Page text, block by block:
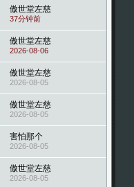
傲世堂左慈
37分钟前
傲世堂左慈
2026-08-06
傲世堂左慈
2026-08-05
傲世堂左慈
2026-08-05
害怕那个
2026-08-05
傲世堂左慈
2026-08-05